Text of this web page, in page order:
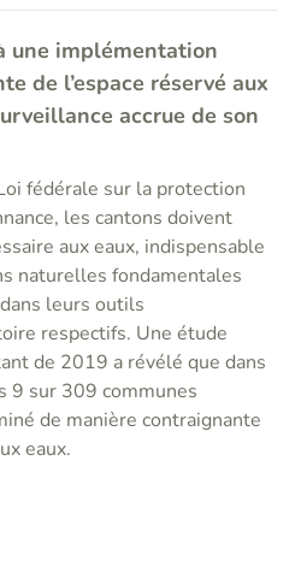
une implémentation
de l’espace réservé aux
accrue de son
fédérale sur la protection
les cantons doivent
aux eaux, indispensable
naturelles fondamentales
leurs outils
respectifs. Une étude
de 2019 a révélé que dans
9 sur 309 communes
de manière contraignante
eaux.